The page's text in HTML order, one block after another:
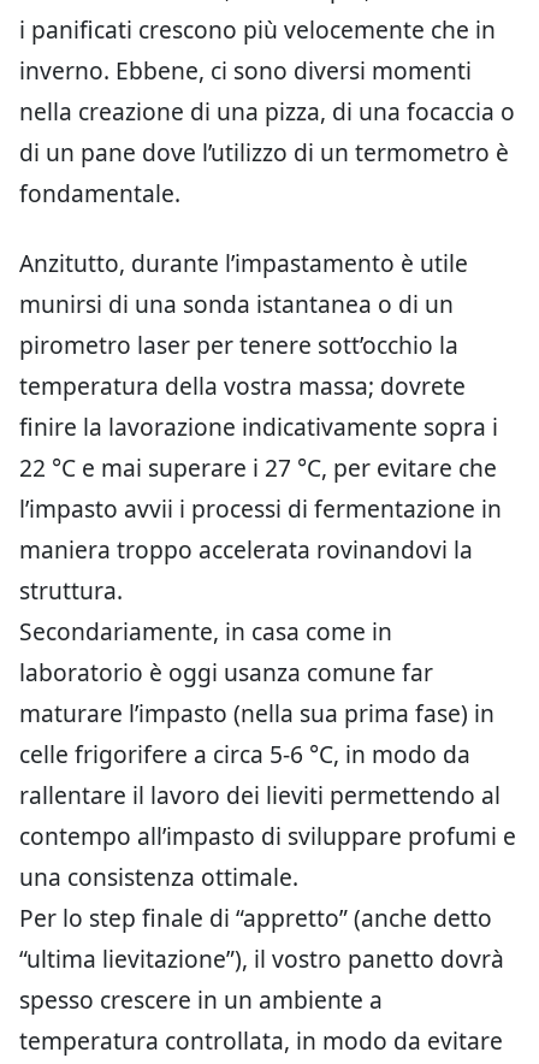
i panificati crescono più velocemente che in
inverno. Ebbene, ci sono diversi momenti
nella creazione di una pizza, di una focaccia o
di un pane dove l’utilizzo di un termometro è
fondamentale.
Anzitutto, durante l’impastamento è utile
munirsi di una sonda istantanea o di un
pirometro laser per tenere sott’occhio la
temperatura della vostra massa; dovrete
finire la lavorazione indicativamente sopra i
22 °C e mai superare i 27 °C, per evitare che
l’impasto avvii i processi di fermentazione in
maniera troppo accelerata rovinandovi la
struttura.
Secondariamente, in casa come in
laboratorio è oggi usanza comune far
maturare l’impasto (nella sua prima fase) in
celle frigorifere a circa 5-6 °C, in modo da
rallentare il lavoro dei lieviti permettendo al
contempo all’impasto di sviluppare profumi e
una consistenza ottimale.
Per lo step finale di “appretto” (anche detto
“ultima lievitazione”), il vostro panetto dovrà
spesso crescere in un ambiente a
temperatura controllata, in modo da evitare